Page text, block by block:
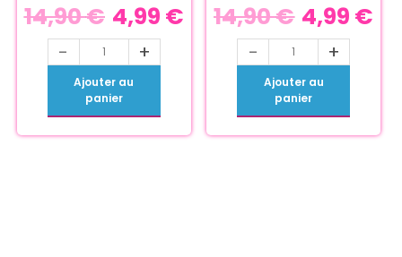
14,90€ 4,99 €
- +
Ajouter au
panier
14,90€ 4,99 €
- +
Ajouter au
panier